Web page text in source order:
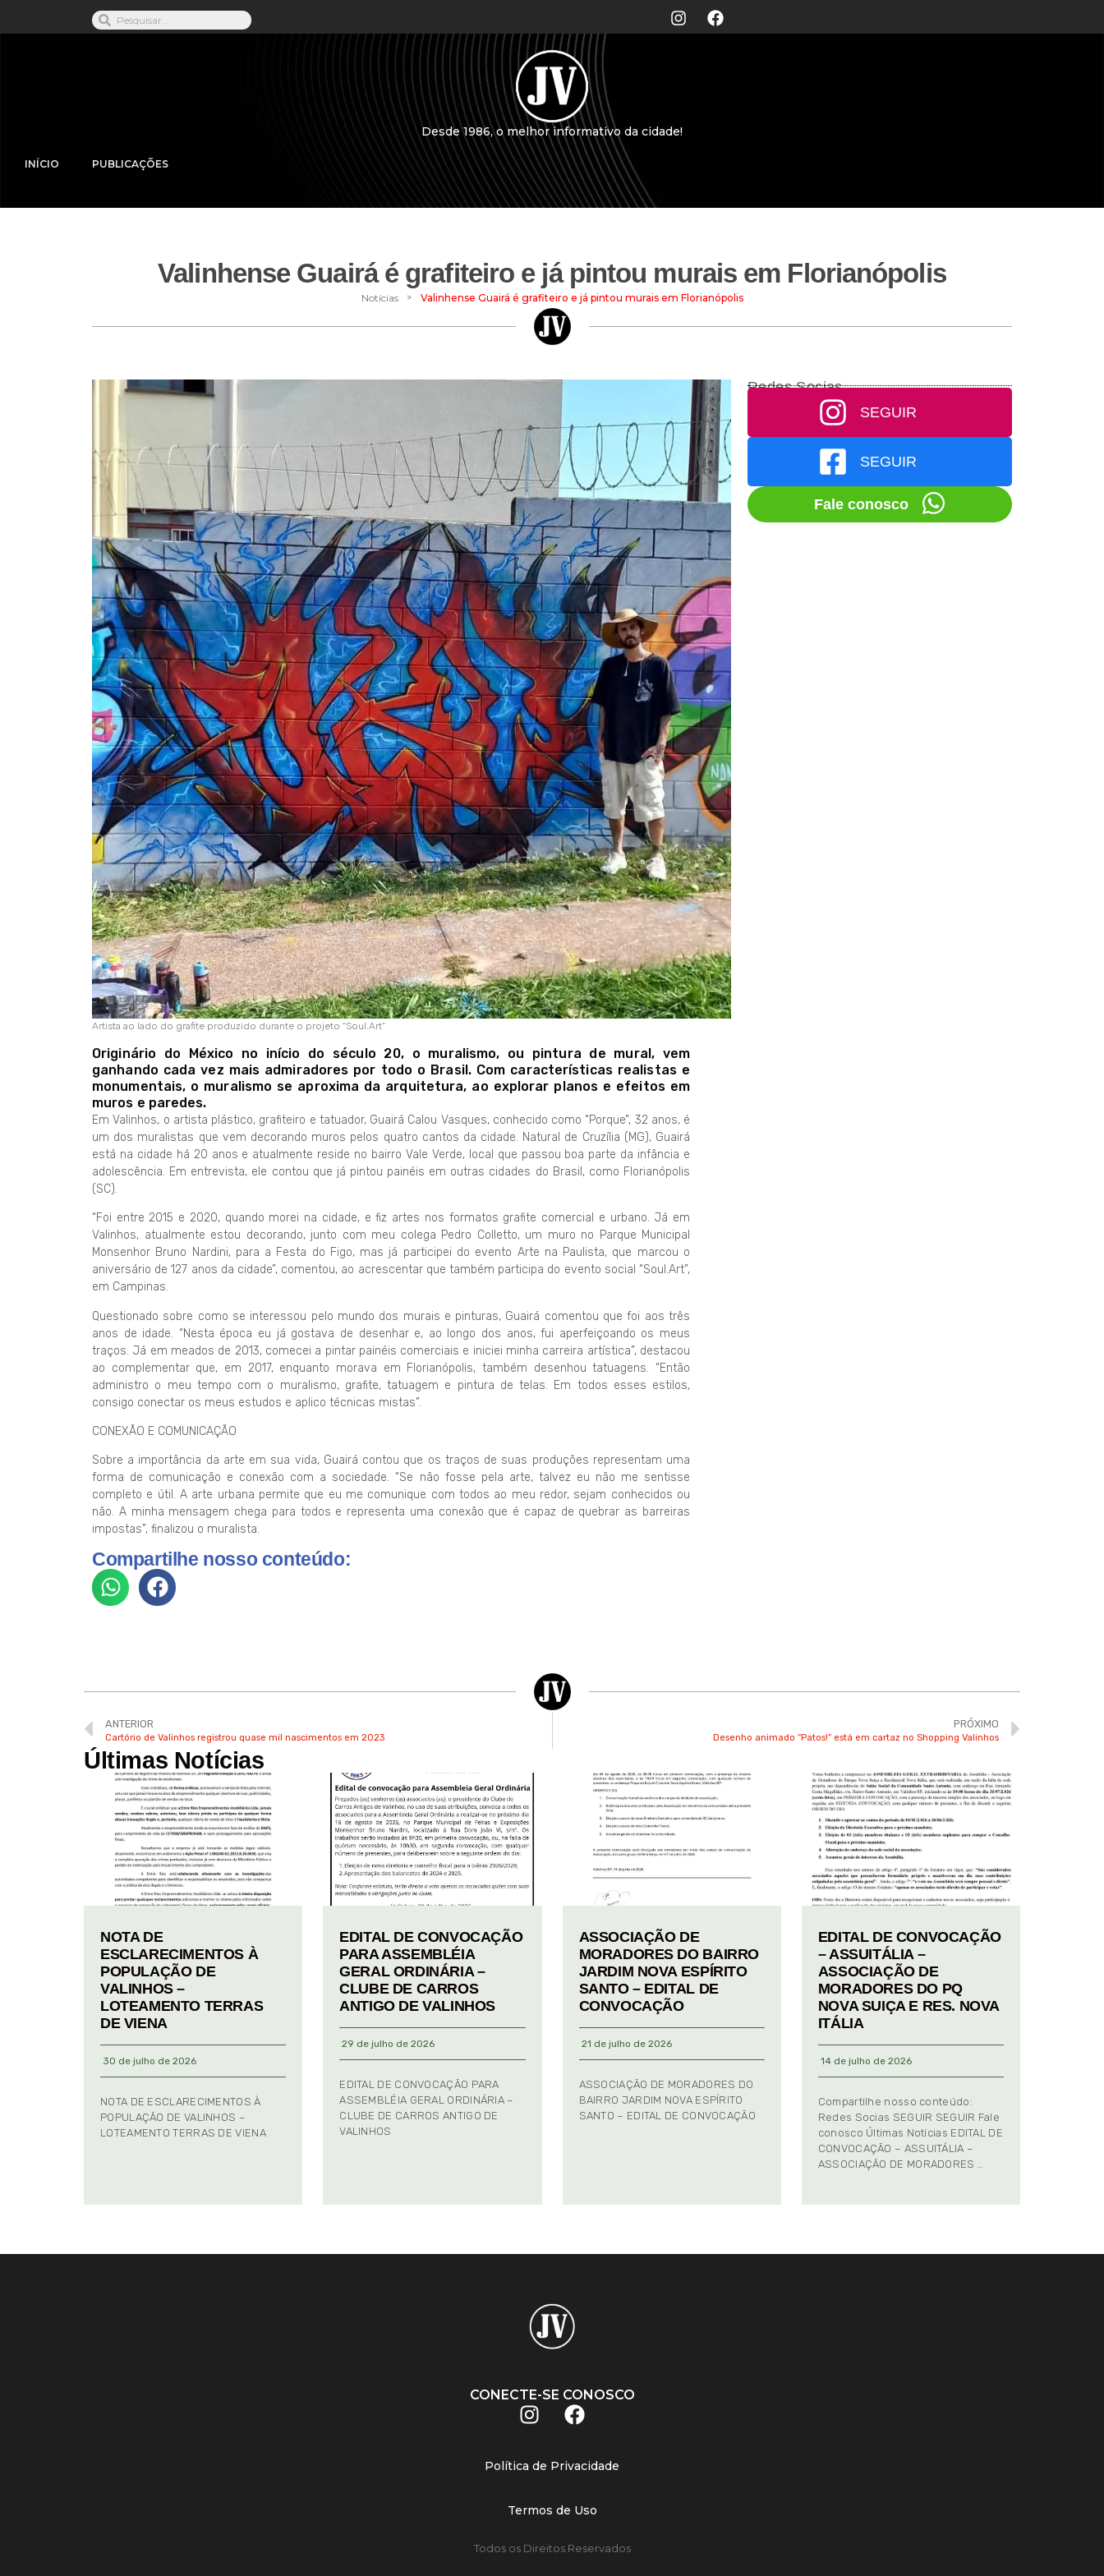
Desde 1986, o melhor informativo da cidade!
INÍCIO PUBLICAÇÕES
Valinhense Guairá é grafiteiro e já pintou murais em Florianópolis
Notícias > Valinhense Guairá é grafiteiro e já pintou murais em Florianópolis
Artista ao lado do grafite produzido durante o projeto “Soul.Art”
Originário do México no início do século 20, o muralismo, ou pintura de mural, vem
ganhando cada vez mais admiradores por todo o Brasil. Com características realistas e
monumentais, o muralismo se aproxima da arquitetura, ao explorar planos e efeitos em
muros e paredes.
Em Valinhos, o artista plástico, grafiteiro e tatuador, Guairá Calou Vasques, conhecido como “Porque”, 32 anos, é
um dos muralistas que vem decorando muros pelos quatro cantos da cidade. Natural de Cruzília (MG), Guairá
está na cidade há 20 anos e atualmente reside no bairro Vale Verde, local que passou boa parte da infância e
adolescência. Em entrevista, ele contou que já pintou painéis em outras cidades do Brasil, como Florianópolis
(SC).
“Foi entre 2015 e 2020, quando morei na cidade, e fiz artes nos formatos grafite comercial e urbano. Já em
Valinhos, atualmente estou decorando, junto com meu colega Pedro Colletto, um muro no Parque Municipal
Monsenhor Bruno Nardini, para a Festa do Figo, mas já participei do evento Arte na Paulista, que marcou o
aniversário de 127 anos da cidade”, comentou, ao acrescentar que também participa do evento social “Soul.Art”,
em Campinas.
Questionado sobre como se interessou pelo mundo dos murais e pinturas, Guairá comentou que foi aos três
anos de idade. “Nesta época eu já gostava de desenhar e, ao longo dos anos, fui aperfeiçoando os meus
traços. Já em meados de 2013, comecei a pintar painéis comerciais e iniciei minha carreira artística”, destacou
ao complementar que, em 2017, enquanto morava em Florianópolis, também desenhou tatuagens. “Então
administro o meu tempo com o muralismo, grafite, tatuagem e pintura de telas. Em todos esses estilos,
consigo conectar os meus estudos e aplico técnicas mistas”.
CONEXÃO E COMUNICAÇÃO
Sobre a importância da arte em sua vida, Guairá contou que os traços de suas produções representam uma
forma de comunicação e conexão com a sociedade. “Se não fosse pela arte, talvez eu não me sentisse
completo e útil. A arte urbana permite que eu me comunique com todos ao meu redor, sejam conhecidos ou
não. A minha mensagem chega para todos e representa uma conexão que é capaz de quebrar as barreiras
impostas”, finalizou o muralista.
Compartilhe nosso conteúdo:
Redes Socias
SEGUIR
SEGUIR
Fale conosco
ANTERIOR
Cartório de Valinhos registrou quase mil nascimentos em 2023
PRÓXIMO
Desenho animado “Patos!” está em cartaz no Shopping Valinhos
Últimas Notícias
NOTA DE
ESCLARECIMENTOS À
POPULAÇÃO DE
VALINHOS –
LOTEAMENTO TERRAS
DE VIENA
30 de julho de 2026
NOTA DE ESCLARECIMENTOS À
POPULAÇÃO DE VALINHOS –
LOTEAMENTO TERRAS DE VIENA
EDITAL DE CONVOCAÇÃO
PARA ASSEMBLÉIA
GERAL ORDINÁRIA –
CLUBE DE CARROS
ANTIGO DE VALINHOS
29 de julho de 2026
EDITAL DE CONVOCAÇÃO PARA
ASSEMBLÉIA GERAL ORDINÁRIA –
CLUBE DE CARROS ANTIGO DE
VALINHOS
ASSOCIAÇÃO DE
MORADORES DO BAIRRO
JARDIM NOVA ESPÍRITO
SANTO – EDITAL DE
CONVOCAÇÃO
21 de julho de 2026
ASSOCIAÇÃO DE MORADORES DO
BAIRRO JARDIM NOVA ESPÍRITO
SANTO – EDITAL DE CONVOCAÇÃO
EDITAL DE CONVOCAÇÃO
– ASSUITÁLIA –
ASSOCIAÇÃO DE
MORADORES DO PQ
NOVA SUIÇA E RES. NOVA
ITÁLIA
14 de julho de 2026
Compartilhe nosso conteúdo:
Redes Socias SEGUIR SEGUIR Fale
conosco Últimas Notícias EDITAL DE
CONVOCAÇÃO – ASSUITÁLIA –
ASSOCIAÇÃO DE MORADORES …
CONECTE-SE CONOSCO
Política de Privacidade
Termos de Uso
Todos os Direitos Reservados